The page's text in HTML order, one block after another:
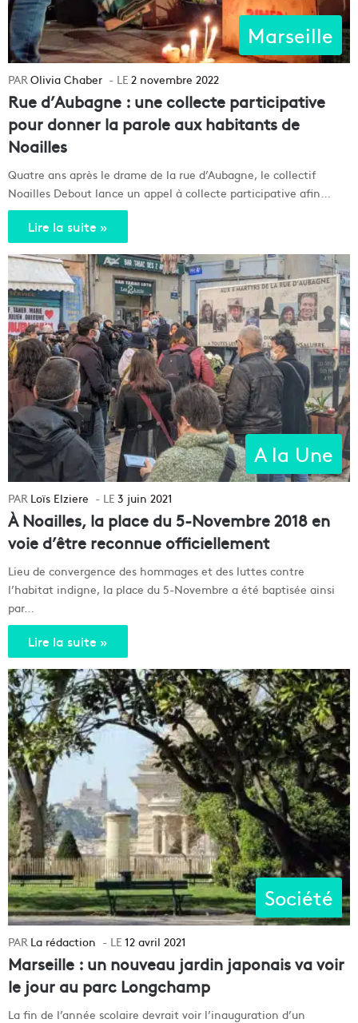
Marseille
Olivia Chaber 2 novembre 2022
Rue d’Aubagne : une collecte participative
pour donner la parole aux habitants de
Noailles
Quatre ans après le drame de la rue d’Aubagne, le collectif
Noailles Debout lance un appel à collecte participative afin…
Lire la suite »
A la Une
Loïs Elziere 3 juin 2021
À Noailles, la place du 5-Novembre 2018 en
voie d’être reconnue officiellement
Lieu de convergence des hommages et des luttes contre
l’habitat indigne, la place du 5-Novembre a été baptisée ainsi
par…
Lire la suite »
Société
La rédaction 12 avril 2021
Marseille : un nouveau jardin japonais va voir
le jour au parc Longchamp
La fin de l’année scolaire devrait voir l’inauguration d’un